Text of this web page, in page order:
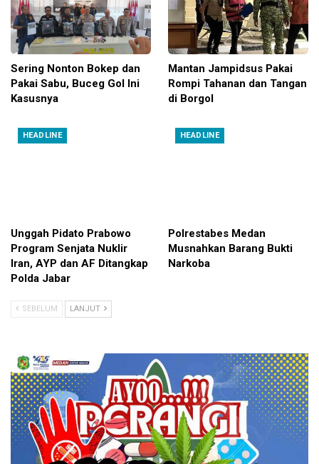
Sering Nonton Bokep dan
Pakai Sabu, Buceg Gol Ini
Kasusnya
Mantan Jampidsus Pakai
Rompi Tahanan dan Tangan
di Borgol
HEADLINE
Unggah Pidato Prabowo
Program Senjata Nuklir
Iran, AYP dan AF Ditangkap
Polda Jabar
HEADLINE
Polrestabes Medan
Musnahkan Barang Bukti
Narkoba
SEBELUM LANJUT